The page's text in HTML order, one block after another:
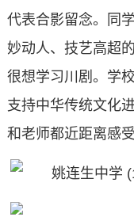
代表合影留念。同
妙动人、技艺高超
很想学习川剧。学
支持中华传统文化
和老师都近距离感